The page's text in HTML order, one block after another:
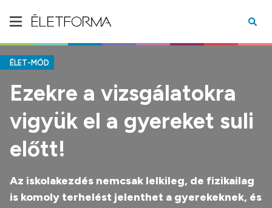
ÉLET-MÓD
Ezekre a vizsgálatokra
vigyük el a gyereket suli
előtt!
Az iskolakezdés nemcsak lelkileg, de fizikailag
is komoly terhelést jelenthet a gyerekeknek, és